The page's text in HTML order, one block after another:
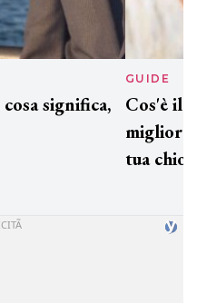
significa,
GUIDE
tua